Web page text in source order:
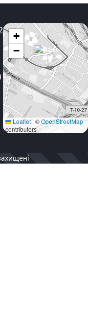
+
−
Leaflet | ©OpenStreetMap
contributors